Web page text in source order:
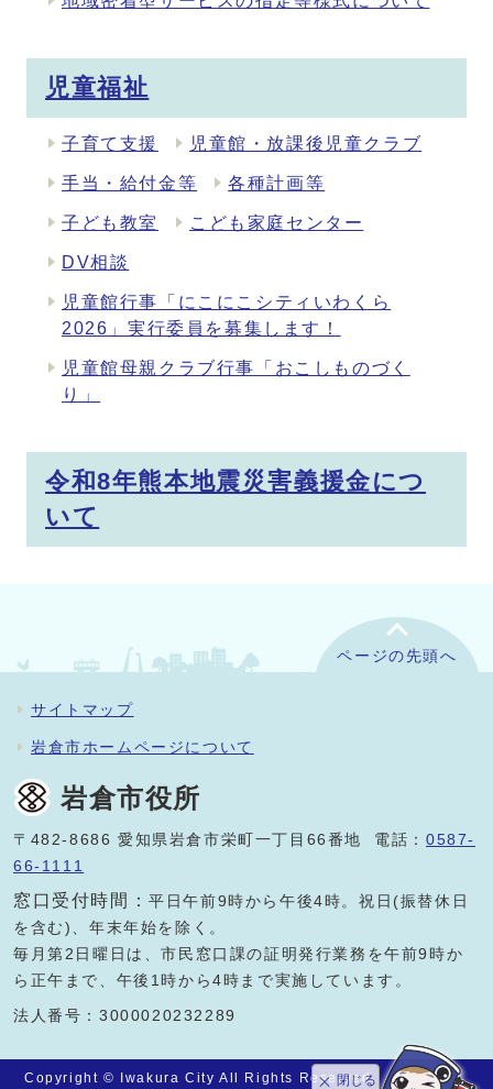
児童福祉
子育て支援 児童館・放課後児童クラブ
手当・給付金等 各種計画等
子ども教室 こども家庭センター
DV相談
児童館行事「にこにこシティいわくら
2026」実行委員を募集します！
児童館母親クラブ行事「おこしものづく
り」
令和8年熊本地震災害義援金につ
いて
閉じる
ページの先頭へ
サイトマップ
岩倉市ホームページについて
岩倉市役所
〒482-8686 愛知県岩倉市栄町一丁目66番地 電話：0587-
66-1111
窓口受付時間：平日午前9時から午後4時。祝日(振替休日
を含む)、年末年始を除く。
毎月第2日曜日は、市民窓口課の証明発行業務を午前9時か
ら正午まで、午後1時から4時まで実施しています。
法人番号：3000020232289
Copyright © Iwakura City All Rights Reserved.